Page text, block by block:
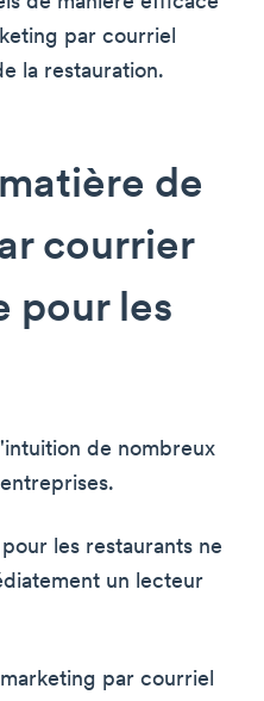
par courriel
la restauration.
de
courrier
pour les
de nombreux
les restaurants ne
un lecteur
par courriel